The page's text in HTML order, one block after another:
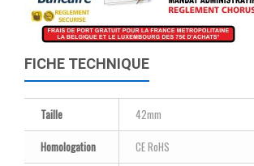
FICHE TECHNIQUE
Taille
42mm
Homologation
CE RoHS